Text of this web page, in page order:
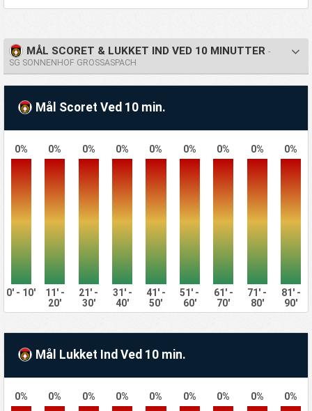
MÅL SCORET & LUKKET IND VED 10 MINUTTER -
SG SONNENHOF GROSSASPACH
Mål Scoret Ved 10 min.
0% 0% 0% 0% 0% 0% 0% 0% 0%
0' - 10'
11' -
20'
21' -
30'
31' -
40'
41' -
50'
51' -
60'
61' -
70'
71' -
80'
81' -
90'
Mål Lukket Ind Ved 10 min.
0% 0% 0% 0% 0% 0% 0% 0% 0%